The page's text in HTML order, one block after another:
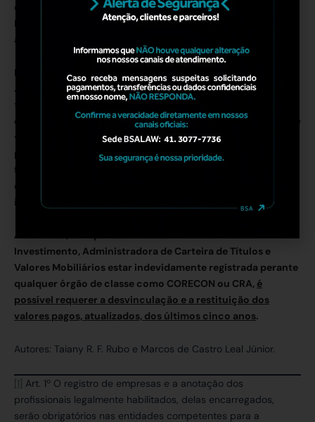
onerosidade excessiva às Gestoras e Administradoras de
Fundos de Investimentos, barreira burocrática desnecessária
ao exercício da atividade.
Desta forma, caso a Gestora de Fundos de Investimento,
Administradora de Carteira de Títulos e Valores Mobiliários
tenha recebido ofícios de fiscalização ou cobranças indevidas
dos órgãos de fiscalização (CORECON, CRA, Etc.), é importante
verificar a legalidade da exigência, bem como a atividade
preponderante da empresa nos documentos societários e
fiscais, para que seja viabilizada a discussão de tais
exigências, afastando a obrigatoriedade ao pagamento,
indevido, de anuidades e demais multas impostas.
Além disso, na hipótese de a Gestora de Fundos de
Investimento, Administradora de Carteira de Títulos e
Valores Mobiliários estar indevidamente registrada perante
qualquer órgão de classe como CORECON ou CRA, é
possível requerer a desvinculação e a restituição dos
valores pagos, atualizados, dos últimos cinco anos.
Autores: Taiany R. F. Rubo e Marcos de Castro Leal Júnior.
[1] Art. 1º O registro de empresas e a anotação dos
profissionais legalmente habilitados, delas encarregados,
serão obrigatórios nas entidades competentes para a